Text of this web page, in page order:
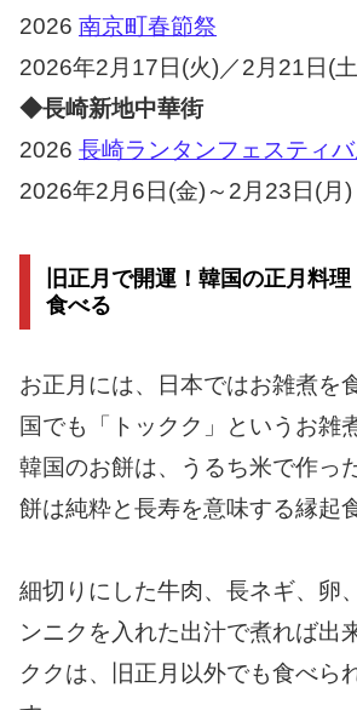
2026 南京町春節祭
2026年2月17日(火)／2月21日(土
◆長崎新地中華街
2026 長崎ランタンフェスティ
2026年2月6日(金)～2月23日(月)
旧正月で開運！韓国の正月料
食べる
お正月には、日本ではお雑煮を
国でも「トックク」というお雑
韓国のお餅は、うるち米で作っ
餅は純粋と長寿を意味する縁起
細切りにした牛肉、長ネギ、卵
ンニクを入れた出汁で煮れば出
ククは、旧正月以外でも食べら